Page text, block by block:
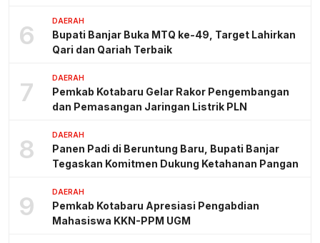
6 DAERAH
Bupati Banjar Buka MTQ ke-49, Target Lahirkan
Qari dan Qariah Terbaik
7 DAERAH
Pemkab Kotabaru Gelar Rakor Pengembangan
dan Pemasangan Jaringan Listrik PLN
8 DAERAH
Panen Padi di Beruntung Baru, Bupati Banjar
Tegaskan Komitmen Dukung Ketahanan Pangan
9 DAERAH
Pemkab Kotabaru Apresiasi Pengabdian
Mahasiswa KKN-PPM UGM